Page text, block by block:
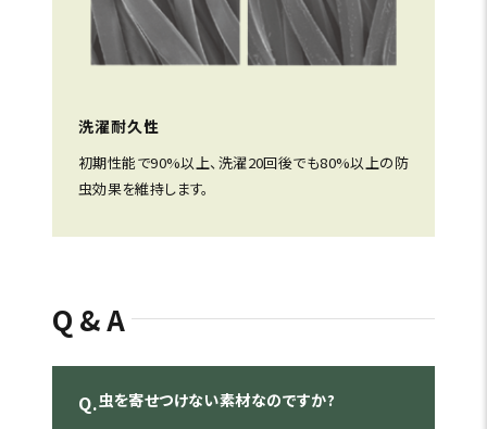
洗濯耐久性
初期性能で90%以上、洗濯20回後でも80%以上の防
虫効果を維持します。
Q&A
Q.虫を寄せつけない素材なのですか?